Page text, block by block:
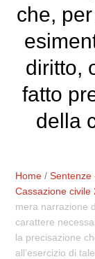
che,
diritto,
fatto
della
Home /Sentenze
Cassazione civile
mera narrazione
carattere
la precisazione
all’esercizio di